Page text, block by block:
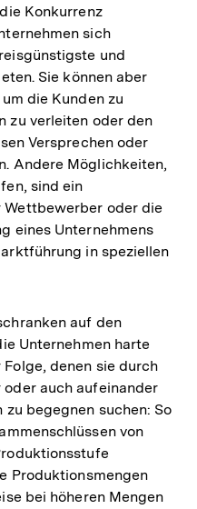
Konkurrenz
sich
und
Sie können aber
die Kunden zu
zu verleiten oder den
Versprechen oder
Andere Möglichkeiten,
sind ein
oder die
eines Unternehmens
in speziellen
auf den
Unternehmen harte
denen sie durch
auch aufeinander
begegnen suchen: So
von
Produktionsmengen
bei höheren Mengen